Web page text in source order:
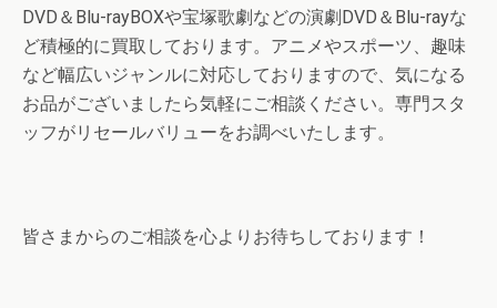
DVD＆Blu-rayBOXや宝塚歌劇などの演劇DVD＆Blu-rayな
ど積極的に買取しております。アニメやスポーツ、趣味
など幅広いジャンルに対応しておりますので、気になる
お品がございましたら気軽にご相談ください。専門スタ
ッフがリセールバリューをお調べいたします。
皆さまからのご相談を心よりお待ちしております！